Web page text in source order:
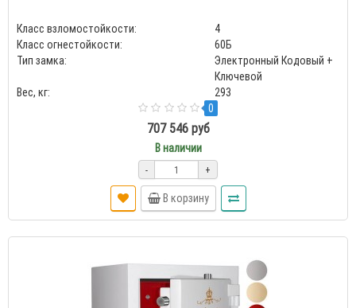
Класс взломостойкости:
4
Класс огнестойкости:
60Б
Тип замка:
Электронный Кодовый +
Ключевой
Вес, кг:
293
0
707 546 руб
В наличии
- +
В корзину